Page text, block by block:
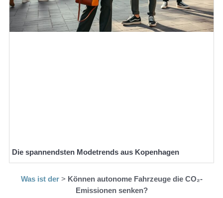
Die spannendsten Modetrends aus Kopenhagen
Was ist der> Können autonome Fahrzeuge die CO₂-
Emissionen senken?